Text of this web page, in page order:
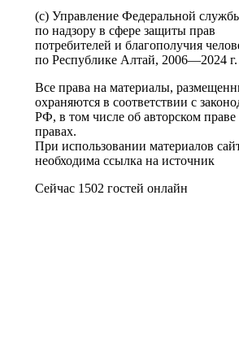
(c) Управление Федеральной
по надзору в сфере защиты прав
потребителей и благополучия
по Республике Алтай, 2006—2024 г.
Все права на материалы,
охраняются в соответствии с
РФ, в том числе об авторском
правах.
При использовании материалов
необходима ссылка на источник
Сейчас 1502 гостей онлайн